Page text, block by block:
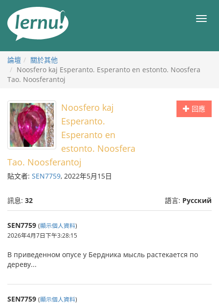
目
論壇
關於其他
Noosfero kaj Esperanto. Esperanto en estonto. Noosfera
Tao. Noosferantoj
回應
Noosfero kaj
Esperanto.
Esperanto en
estonto. Noosfera
Tao. Noosferantoj
貼文者: SEN7759, 2022年5月15日
訊息: 32 語言: Русский
SEN7759 (顯示個人資料)
2026年4月7日下午3:28:15
В приведенном опусе у Бердника мысль растекается по
дереву...
SEN7759 (顯示個人資料)